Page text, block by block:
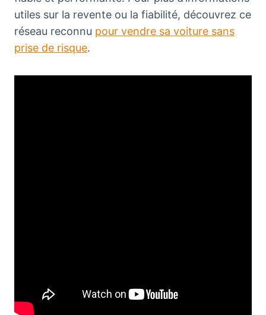
utiles sur la revente ou la fiabilité, découvrez ce
réseau reconnu pour vendre sa voiture sans
prise de risque.